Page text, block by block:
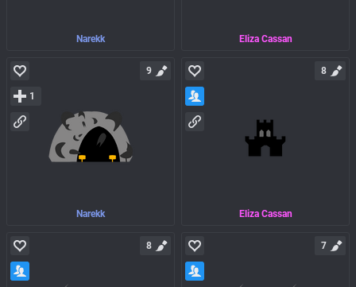
Narekk Eliza Cassan
Narekk
1
9
Eliza Cassan
8
8 7